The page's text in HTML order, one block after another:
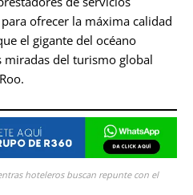
ofrecer la máxima calidad
el gigante del océano
miradas del turismo global
hoteleros buscan repunte con el